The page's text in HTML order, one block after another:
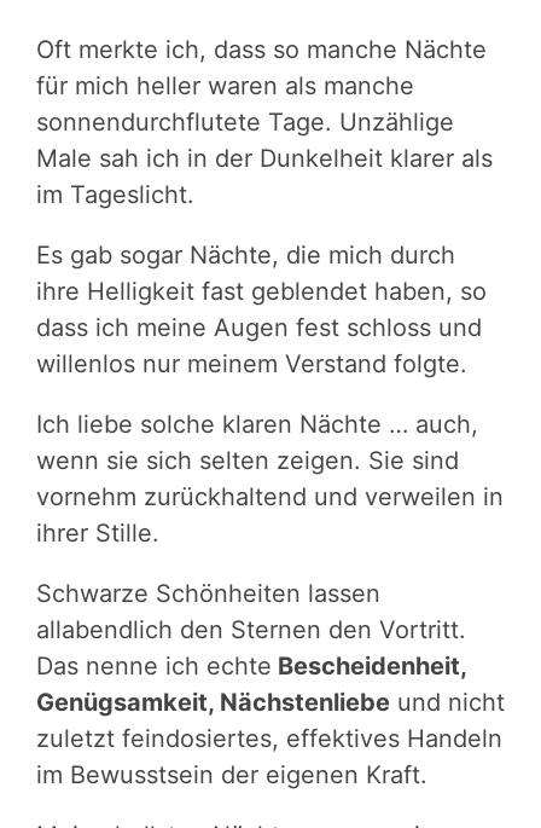
Oft merkte ich, dass so manche Nächte
für mich heller waren als manche
sonnendurchflutete Tage. Unzählige
Male sah ich in der Dunkelheit klarer als
im Tageslicht.
Es gab sogar Nächte, die mich durch
ihre Helligkeit fast geblendet haben, so
dass ich meine Augen fest schloss und
willenlos nur meinem Verstand folgte.
Ich liebe solche klaren Nächte … auch,
wenn sie sich selten zeigen. Sie sind
vornehm zurückhaltend und verweilen in
ihrer Stille.
Schwarze Schönheiten lassen
allabendlich den Sternen den Vortritt.
Das nenne ich echte Bescheidenheit,
Genügsamkeit, Nächstenliebe und nicht
zuletzt feindosiertes, effektives Handeln
im Bewusstsein der eigenen Kraft.